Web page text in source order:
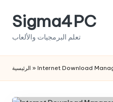
SkipSigma4PC
تعلم البرمجيات والألعاب
الرئيسية »